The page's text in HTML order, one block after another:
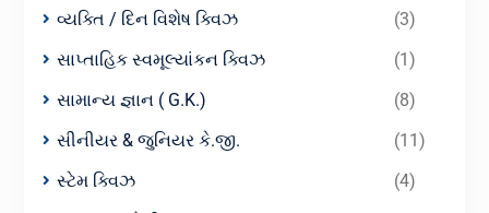
વ્યક્તિ / દિન વિશેષ ક્વિઝ
(3)
સાપ્તાહિક સ્વમૂલ્યાંકન ક્વિઝ
(1)
સામાન્ય જ્ઞાન ( G.K.)
(8)
સીનીયર & જુનિયર કે.જી.
(11)
સ્ટેમ ક્વિઝ
(4)